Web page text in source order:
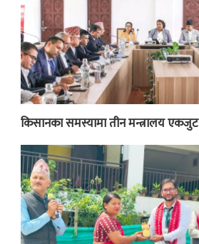
किसानका समस्यामा तीन मन्त्रालय एकजुट